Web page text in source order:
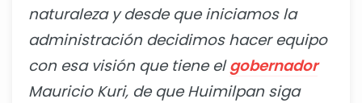
naturaleza y desde que iniciamos la
administración decidimos hacer equipo
con esa visión que tiene elgobernador
Mauricio Kuri, de que Huimilpan siga